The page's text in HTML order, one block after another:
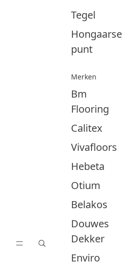
Tegel
Hongaarse
punt
Merken
Bm
Flooring
Calitex
Vivafloors
Hebeta
Otium
Belakos
Douwes
Dekker
Enviro